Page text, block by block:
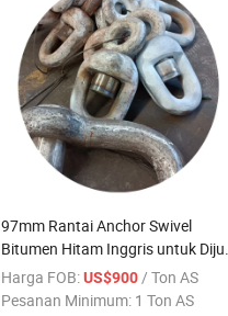
97mm Rantai Anchor Swivel
Bitumen Hitam Inggris untuk Dijual
Garansi Sangat Panjang
Harga FOB:US$900 / Ton AS
Pesanan Minimum: 1 Ton AS